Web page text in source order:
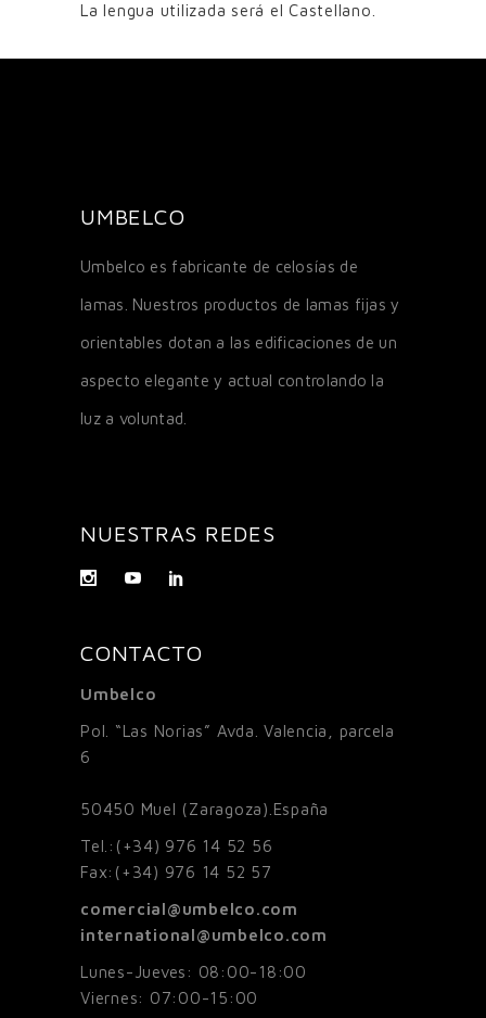
La lengua utilizada será el Castellano.
UMBELCO
Umbelco es fabricante de celosías de
lamas. Nuestros productos de lamas fijas y
orientables dotan a las edificaciones de un
aspecto elegante y actual controlando la
luz a voluntad.
NUESTRAS REDES
CONTACTO
Umbelco
Pol. “Las Norias” Avda. Valencia, parcela
6
50450 Muel (Zaragoza).España
Tel.: (+34) 976 14 52 56
Fax: (+34) 976 14 52 57
comercial@umbelco.com
international@umbelco.com
Lunes-Jueves: 08:00-18:00
Viernes: 07:00-15:00